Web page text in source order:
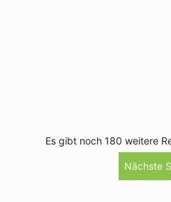
Es gibt noch 180 weitere
Nächste